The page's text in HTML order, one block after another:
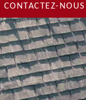
CONTACTEZ-NOUS